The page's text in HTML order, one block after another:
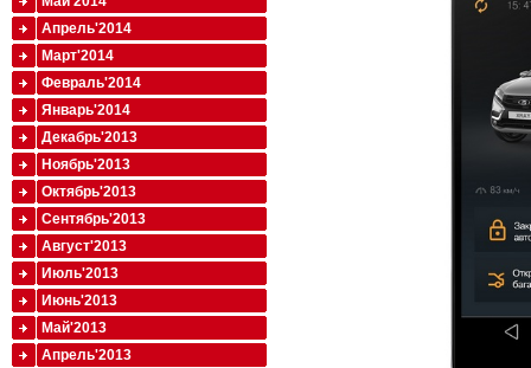
Апрель'2014
Март'2014
Февраль'2014
Январь'2014
Декабрь'2013
Ноябрь'2013
Октябрь'2013
Сентябрь'2013
Август'2013
Июль'2013
Июнь'2013
Май'2013
Апрель'2013